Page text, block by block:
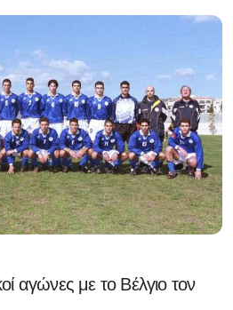
αγώνες με το Βέλγιο τον